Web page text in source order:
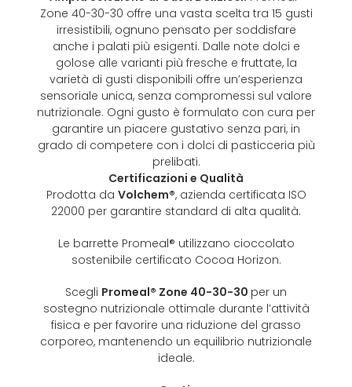
Zone 40-30-30 offre una vasta scelta tra 15 gusti
irresistibili, ognuno pensato per soddisfare
anche i palati più esigenti. Dalle note dolci e
golose alle varianti più fresche e fruttate, la
varietà di gusti disponibili offre un’esperienza
sensoriale unica, senza compromessi sul valore
nutrizionale. Ogni gusto è formulato con cura per
garantire un piacere gustativo senza pari, in
grado di competere con i dolci di pasticceria più
prelibati.
Certificazioni e Qualità
Prodotta da Volchem®, azienda certificata ISO
22000 per garantire standard di alta qualità.
Le barrette Promeal® utilizzano cioccolato
sostenibile certificato Cocoa Horizon.
Scegli Promeal® Zone 40-30-30 per un
sostegno nutrizionale ottimale durante l’attività
fisica e per favorire una riduzione del grasso
corporeo, mantenendo un equilibrio nutrizionale
ideale.